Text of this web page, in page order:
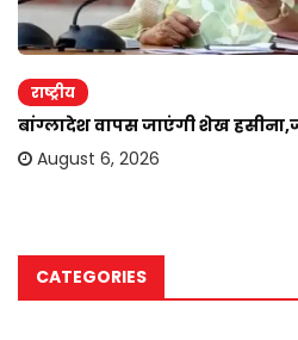
राष्ट्रीय
बांग्लादेश वापस जाएंगी शेख
August 6, 2026
CATEGORIES